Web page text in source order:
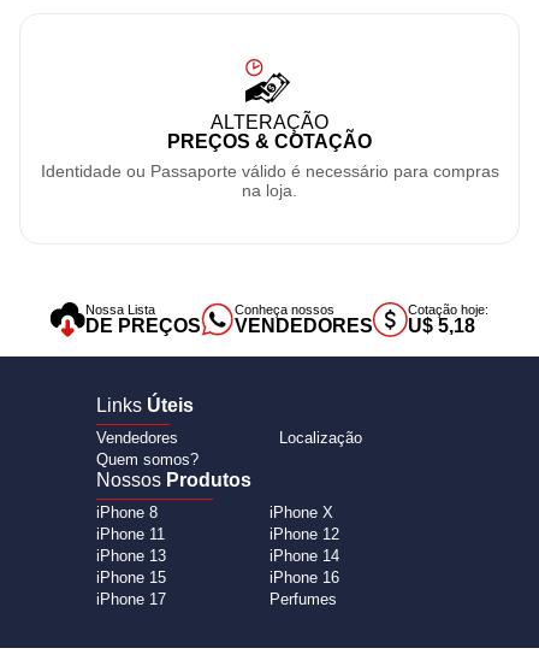
ALTERAÇÃO
PREÇOS & COTAÇÃO
Identidade ou Passaporte válido é necessário para compras
na loja.
Nossa Lista
DE PREÇOS
Conheça nossos
VENDEDORES
Cotação hoje:
U$ 5,18
Links Úteis
Vendedores
Localização
Quem somos?
Nossos Produtos
iPhone 8
iPhone X
iPhone 11
iPhone 12
iPhone 13
iPhone 14
iPhone 15
iPhone 16
iPhone 17
Perfumes